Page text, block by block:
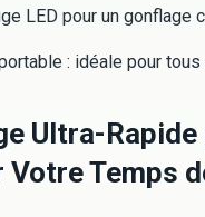
LED pour un gonflage
: idéale pour
Ultra-Rapide
Temps